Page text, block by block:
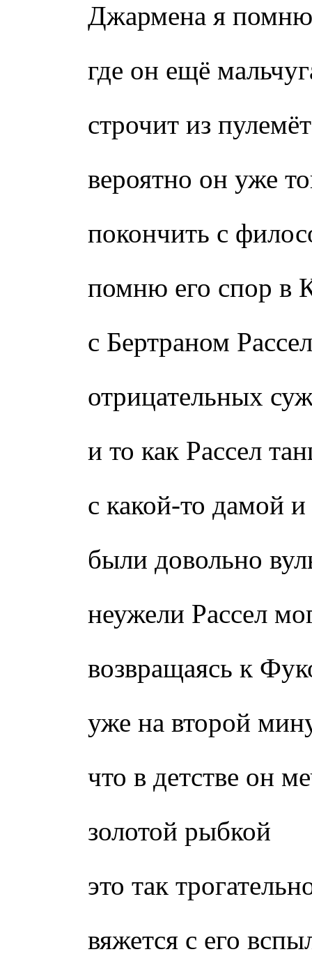
Джармена я
где он ещё
строчит из
вероятно он уже
покончить с
помню его спор в
с Бертраном
отрицательных
и то как Рассел
с какой-то дамой
были довольно
неужели Рассел
возвращаясь к
уже на второй
что в детстве он
золотой рыбкой
это так
вяжется с его